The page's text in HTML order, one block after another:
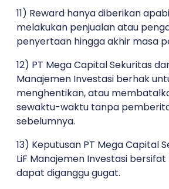
11) Reward hanya diberikan
melakukan penjualan atau
penyertaan hingga akhir masa
12) PT Mega Capital Sekuritas
Manajemen Investasi berhak
menghentikan, atau
sewaktu-waktu tanpa
sebelumnya.
13) Keputusan PT Mega Capital
LiF Manajemen Investasi bersifat
dapat diganggu gugat.